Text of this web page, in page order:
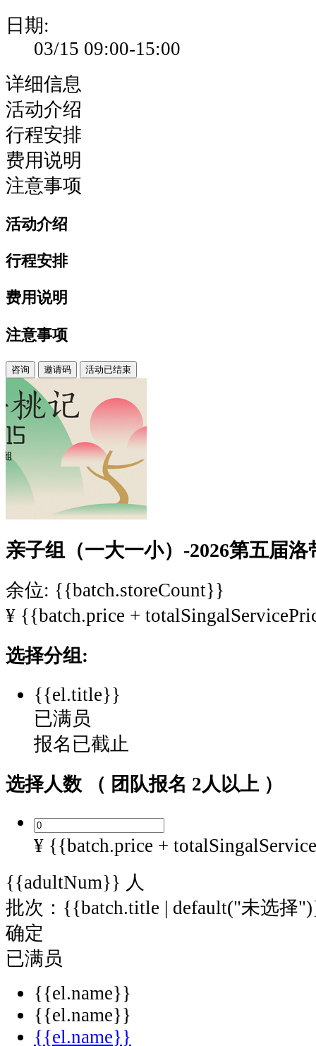
日期:
03/15 09:00-15:00
详细信息
活动介绍
行程安排
费用说明
注意事项
活动介绍
行程安排
费用说明
注意事项
咨询 邀请码 活动已结束
亲子组（一大一小）-2026第五届洛
余位: {{batch.storeCount}}
¥ {{batch.price +
选择分组:
{{el.title}}
已满员
报名已截止
选择人数
（ 团队报名 2人以上 ）
¥ {{batch.price +
{{adultNum}} 人
批次：{{batch.title | default("未选择
确定
已满员
{{el.name}}
{{el.name}}
{{el.name}}